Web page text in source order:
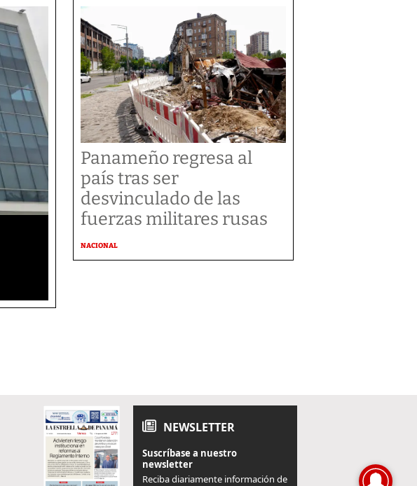
Panameño regresa al
país tras ser
desvinculado de las
fuerzas militares rusas
NACIONAL
NEWSLETTER
Suscríbase a nuestro
newsletter
Reciba diariamente información de